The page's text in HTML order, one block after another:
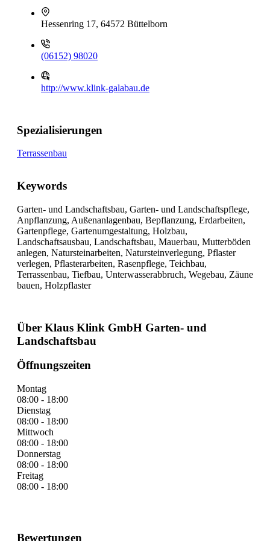
Hessenring 17, 64572 Büttelborn
(06152) 98020
http://www.klink-galabau.de
Spezialisierungen
Terrassenbau
Keywords
Garten- und Landschaftsbau, Garten- und Landschaftspflege,
Anpflanzung, Außenanlagenbau, Bepflanzung, Erdarbeiten,
Gartenpflege, Gartenumgestaltung, Holzbau,
Landschaftsausbau, Landschaftsbau, Mauerbau, Mutterböden
anlegen, Natursteinarbeiten, Natursteinverlegung, Pflaster
verlegen, Pflasterarbeiten, Rasenpflege, Teichbau,
Terrassenbau, Tiefbau, Unterwasserabbruch, Wegebau, Zäune
bauen, Holzpflaster
Über Klaus Klink GmbH Garten- und
Landschaftsbau
Öffnungszeiten
Montag
08:00 - 18:00
Dienstag
08:00 - 18:00
Mittwoch
08:00 - 18:00
Donnerstag
08:00 - 18:00
Freitag
08:00 - 18:00
Bewertungen